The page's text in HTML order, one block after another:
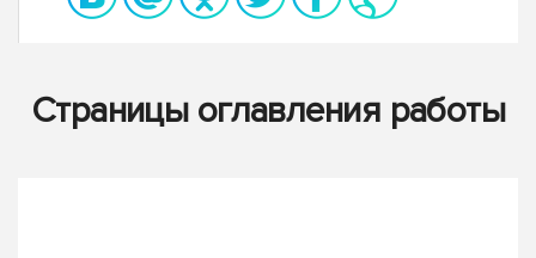
Страницы оглавления работы